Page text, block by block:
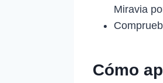
Miravia
Cómo